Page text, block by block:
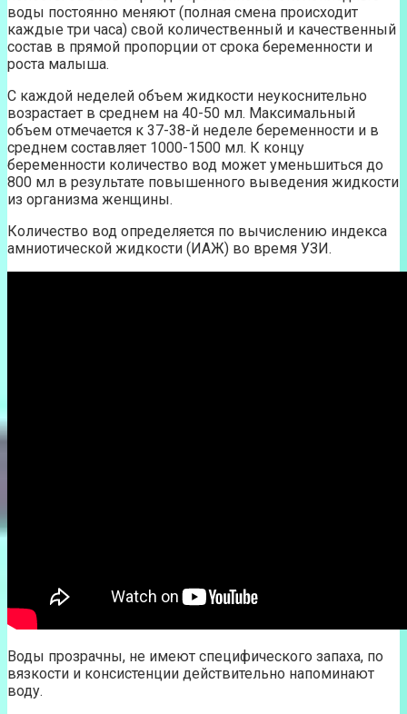
воды постоянно меняют (полная смена происходит
каждые три часа) свой количественный и качественный
состав в прямой пропорции от срока беременности и
роста малыша.
С каждой неделей объем жидкости неукоснительно
возрастает в среднем на 40-50 мл. Максимальный
объем отмечается к 37-38-й неделе беременности и в
среднем составляет 1000-1500 мл. К концу
беременности количество вод может уменьшиться до
800 мл в результате повышенного выведения жидкости
из организма женщины.
Количество вод определяется по вычислению индекса
амниотической жидкости (ИАЖ) во время УЗИ.
Воды прозрачны, не имеют специфического запаха, по
вязкости и консистенции действительно напоминают
воду.